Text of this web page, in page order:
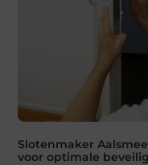
Slotenmaker
voor optimale